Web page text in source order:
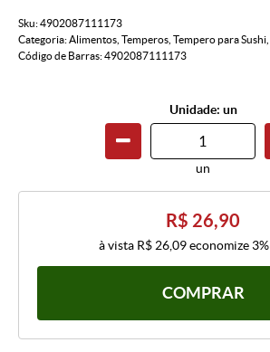
Sku:4902087111173
Categoria:Alimentos Temperos Tempero para Sushi
Código de Barras:4902087111173
Unidade: un
un
R$ 26,90
à vista R$ 26,09economize 3%
COMPRAR